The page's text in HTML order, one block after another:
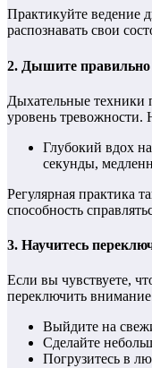
Практикуйте ведение
распознавать свои
2. Дышите правильно
Дыхательные техники
уровень тревожности.
Глубокий вдох
секунды,
Регулярная практика
способность
3. Научитесь
Если вы чувствуете,
переключить
Выйдите на
Сделайте
Погрузитесь в